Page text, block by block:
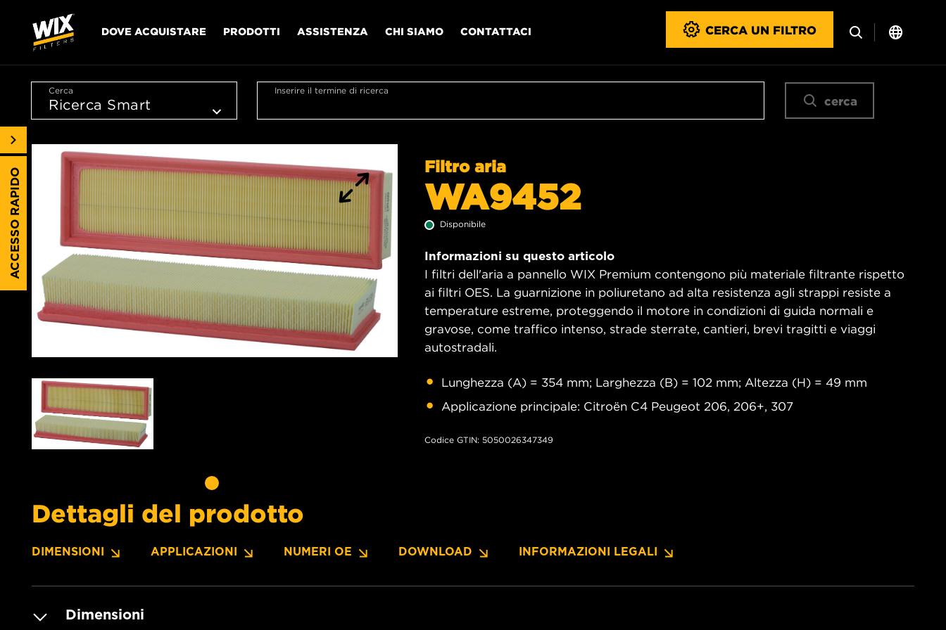
DOVE ACQUISTARE PRODOTTI ASSISTENZA CHI SIAMO CONTATTACI CERCA UN FILTRO
Cerca Inserire il termine di ricerca
cerca
Filtro aria
WA9452
Disponibile
Informazioni su questo articolo
I filtri dell'aria a pannello WIX Premium contengono più materiale filtrante rispetto
ai filtri OES. La guarnizione in poliuretano ad alta resistenza agli strappi resiste a
temperature estreme, proteggendo il motore in condizioni di guida normali e
gravose, come traffico intenso, strade sterrate, cantieri, brevi tragitti e viaggi
autostradali.
Lunghezza (A) = 354 mm; Larghezza (B) = 102 mm; Altezza (H) = 49 mm
Applicazione principale: Citroën C4 Peugeot 206, 206+, 307
Codice GTIN: 5050026347349
Dettagli del prodotto
DIMENSIONI APPLICAZIONI NUMERI OE DOWNLOAD INFORMAZIONI LEGALI
Dimensioni
ACCESSO RAPIDO